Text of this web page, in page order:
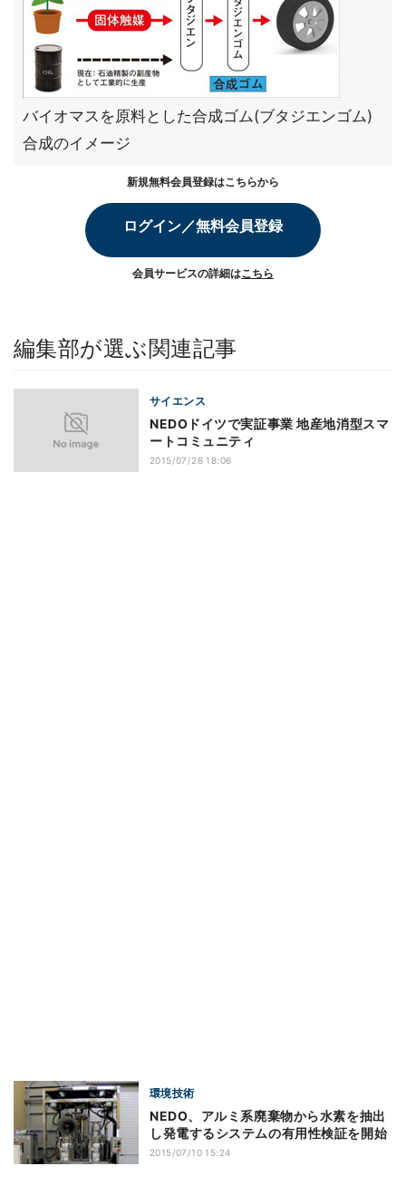
バイオマスを原料とした合成ゴム(ブタジエンゴム)
合成のイメージ
新規無料会員登録はこちらから
ログイン／無料会員登録
会員サービスの詳細はこちら
編集部が選ぶ関連記事
サイエンス
NEDOドイツで実証事業 地産地消型スマ
ートコミュニティ
2015/07/28 18:06
環境技術
NEDO、アルミ系廃棄物から水素を抽出
し発電するシステムの有用性検証を開始
2015/07/10 15:24